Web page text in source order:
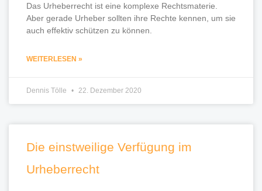
Das Urheberrecht ist eine komplexe Rechtsmaterie.
Aber gerade Urheber sollten ihre Rechte kennen, um sie
auch effektiv schützen zu können.
WEITERLESEN »
Dennis Tölle 22. Dezember 2020
Die einstweilige Verfügung im
Urheberrecht